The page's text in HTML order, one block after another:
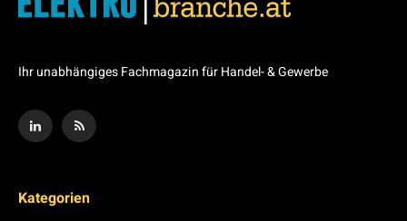
Ihr unabhängiges Fachmagazin für Handel- & Gewerbe
Kategorien